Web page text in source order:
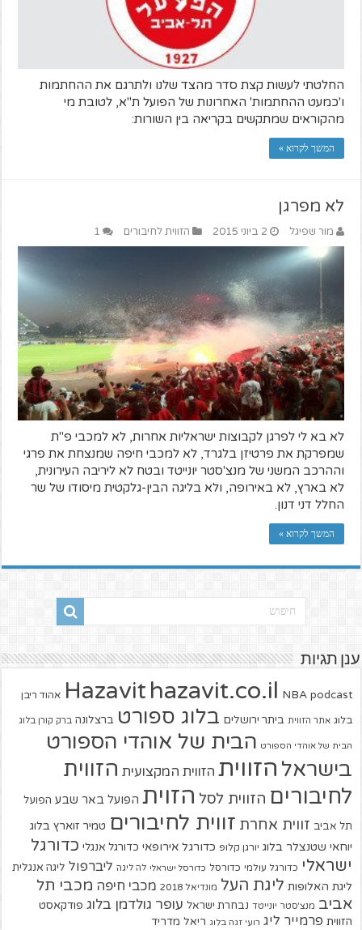
החלטתי לעשות קצת סדר מהצד שלנו ולתרגם את ההחתמות
ו'כמעט ההחתמות' האחרונות של הפועל ת"א, לטובת מי
מהקוראים שמתקשים בקריאה בין השורות:
המשך לקרוא »
לא מפרגן
מור שפיגל 2 ביוני 2015 הזווית לחיבורים 1
לא בא לי לפרגן לקבוצות ישראליות אחרות, לא למכבי פ"ת
שמפרקת את פרטיזן בלגרד, לא למכבי חיפה שמנצחת את פרגי
וההרכב המשני של מנצ'סטר יונייטד ובטח לא ליריבה העירונית,
לא בארץ, לא באירופה, ולא בליגה הבין-גלקטית מיסודו של שר
החלל דני דנון.
המשך לקרוא »
ענן תגיות
Hazavit hazavit.co.il NBA podcast אהוד ריבן
בלוג אתר הזווית ביתר ירושלים בלוג ספורט ברצלונה ברק קורן בלוג
הבית של אוהדי הספורט הבית של אוהדי הספורט
בישראל הזווית הזווית המקצועית הזווית
לחיבורים הזווית לסל הזוית הפועל באר שבע הפועל
תל אביב זווית אחרת זווית לחיבורים טמיר זוארץ בלוג
יוחאי שטנצלר בלוג יורגן קלופ כדורגל אירופאי כדורגל אנגלי כדורגל
ישראלי כדורגל עולמי כדורסל כדורסל ישראלי לה ליגה ליברפול ליגה אנגלית
ליגת האלופות ליגת העל מונדיאל 2018 מכבי חיפה מכבי תל
אביב מנצ'סטר יונייטד נבחרת ישראל עופר גולדמן בלוג פודקאסט
הזווית פרמייר ליג רועי זגה בלוג ריאל מדריד